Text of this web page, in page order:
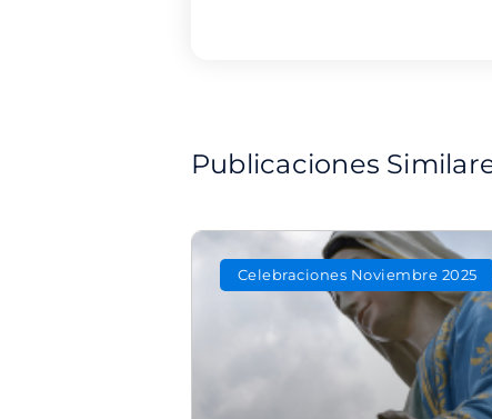
Publicaciones
Celebraciones Noviembre 2025